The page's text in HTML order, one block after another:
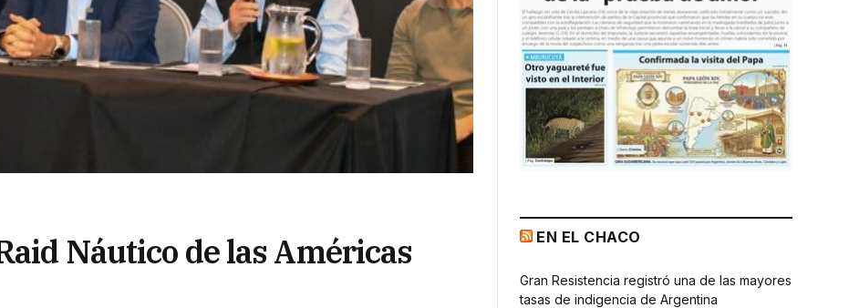
Náutico de las Américas EN EL CHACO
Gran Resistencia registró una de las mayores
tasas de indigencia de Argentina